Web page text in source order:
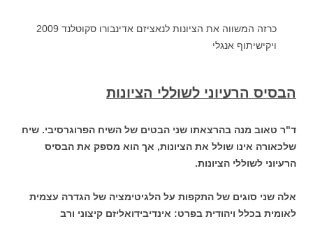
כרזה המשווה את הציונות לנאציזם אדינבורו סקוטלנד 2009
ויקישיתוף אנגלי
הבסיס הרעיוני לשוללי הציונות
ד"ר טאוב מנה בהרצאתו שני הבטים של השיח הפרוגרסיבי. שיח
שלכאורה אינו שולל את הציונות, אך הוא מספק את הבסיס
הרעיוני לשוללי הציונות.
אלה שני סוגים של התקפות על הלגיטימציה של הגדרה עצמית
לאומית בכלל ויהודית בפרט: אינדיבידואליזם קיצוני ורב